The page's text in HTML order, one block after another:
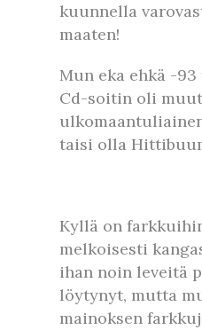
kuunnella
maaten!
Mun eka ehkä -
Cd-soitin oli
taisi olla
Kyllä on
melkoisesti
ihan noin leveitä
löytynyt, mutta
mainoksen